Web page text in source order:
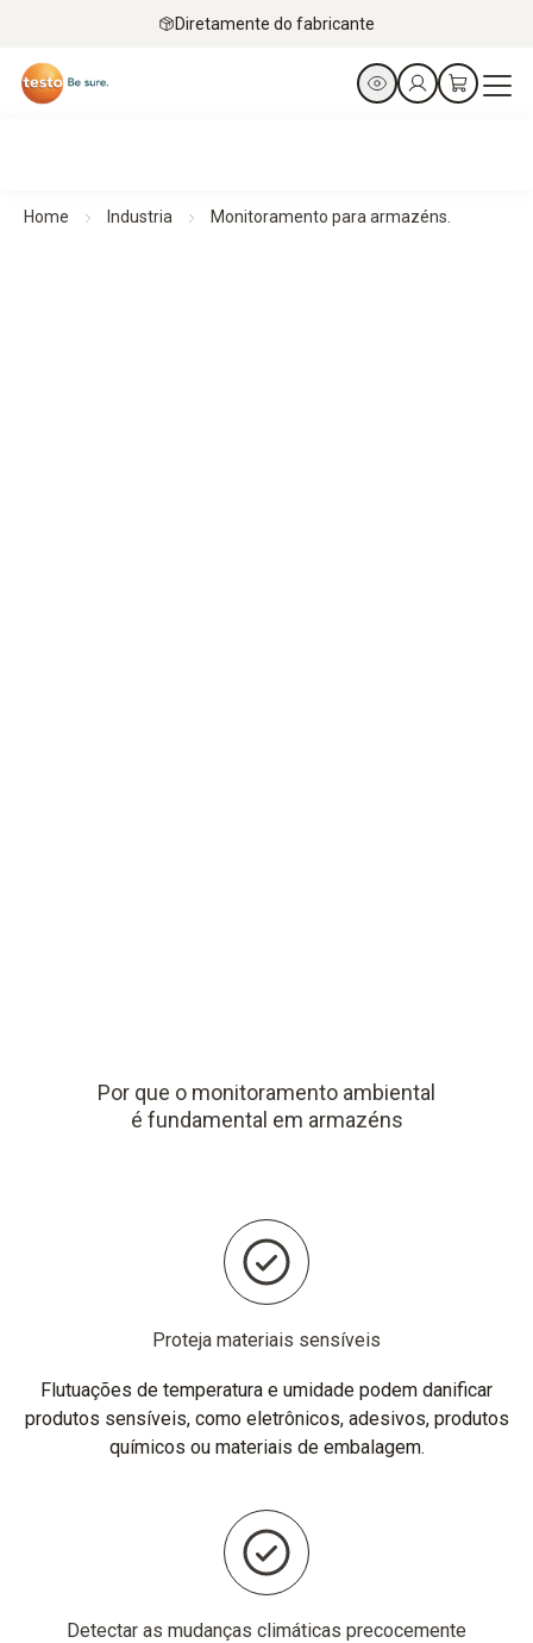
Diretamente do fabricante
Home Industria Monitoramento para armazéns.
Por que o monitoramento ambiental
é fundamental em armazéns
Proteja materiais sensíveis
Flutuações de temperatura e umidade podem danificar
produtos sensíveis, como eletrônicos, adesivos, produtos
químicos ou materiais de embalagem.
Detectar as mudanças climáticas precocemente